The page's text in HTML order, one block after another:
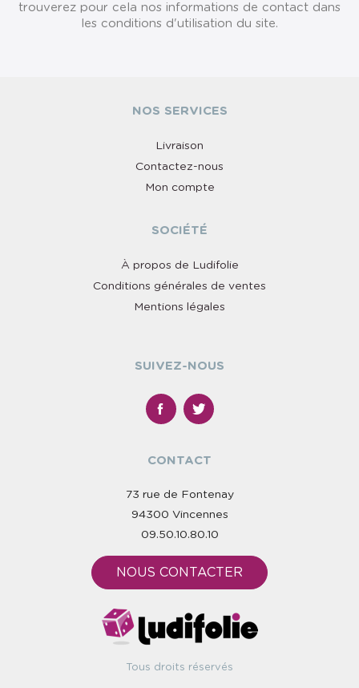
trouverez pour cela nos informations de contact dans
les conditions d'utilisation du site.
NOS SERVICES
Livraison
Contactez-nous
Mon compte
SOCIÉTÉ
À propos de Ludifolie
Conditions générales de ventes
Mentions légales
SUIVEZ-NOUS
CONTACT
73 rue de Fontenay
94300 Vincennes
09.50.10.80.10
NOUS CONTACTER
Tous droits réservés